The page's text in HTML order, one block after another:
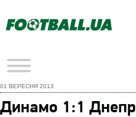
01 ВЕРЕСНЯ 2013
Динамо 1:1 Днепр